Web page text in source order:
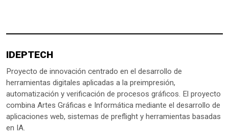
IDEPTECH
Proyecto de innovación centrado en el desarrollo de
herramientas digitales aplicadas a la preimpresión,
automatización y verificación de procesos gráficos. El proyecto
combina Artes Gráficas e Informática mediante el desarrollo de
aplicaciones web, sistemas de preflight y herramientas basadas
en IA.